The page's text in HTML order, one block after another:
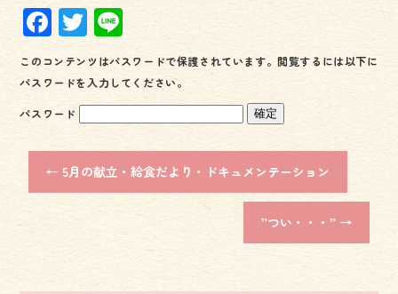
F
ac
e
b
ok
T
wi
tt
er
ne
このコンテンツはパスワードで保護されています。閲覧するには以下に
パスワードを入力してください。
パスワード
← 5月の献立・給食だより・ドキュメンテーション
”つい・・・” →